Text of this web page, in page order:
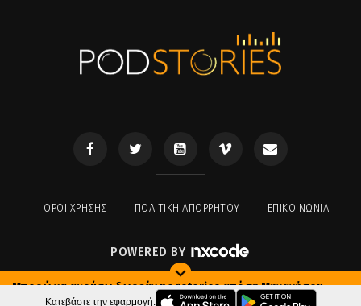
Μπορώ να ακούσω δωρεάν podstories από τη Μηχανή του
Χρόνου;
ΟΡΟΙ ΧΡΉΣΗΣ ΠΟΛΙΤΙΚΉ ΑΠΟΡΡΉΤΟΥ ΕΠΙΚΟΙΝΩΝΊΑ
POWERED BY
Κατεβάστε την εφαρμογή: